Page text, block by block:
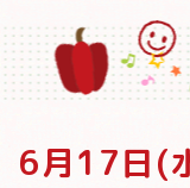
6月17日(